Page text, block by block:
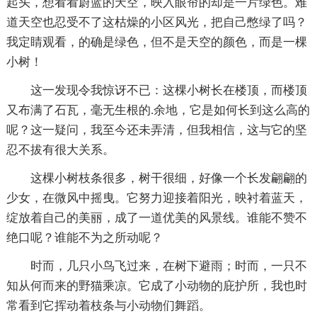
道天空也忍受不了这枯燥的小区风光，把自己憋绿了吗？
我定睛观看，的确是绿色，但不是天空的颜色，而是一棵
小树！
这一发现令我惊讶不已：这棵小树长在楼顶，而楼顶
又布满了石瓦，毫无生根的.余地，它是如何长到这么高的
呢？这一疑问，我至今还未弄清，但我相信，这与它的坚
忍不拔有很大关系。
这棵小树枝条很多，树干很细，好像一个长发翩翩的
少女，在微风中摇曳。它努力迎接着阳光，映衬着蓝天，
绽放着自己的美丽，成了一道优美的风景线。谁能不赞不
绝口呢？谁能不为之所动呢？
时而，几只小鸟飞过来，在树下避雨；时而，一只不
知从何而来的野猫乘凉。它成了小动物的庇护所，我也时
常看到它挥动着枝条与小动物们舞蹈。